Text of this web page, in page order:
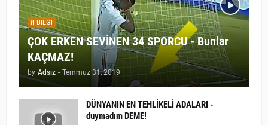
BILGI
ÇOK ERKEN SEVİNEN 34 SPORCU - Bunlar
KAÇMAZ!
by Adsız - Temmuz 31, 2019
DÜNYANIN EN TEHLİKELİ ADALARI -
duymadım DEME!